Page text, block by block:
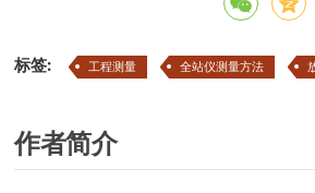
标签: 工程测量 全站仪测量方法
作者简介